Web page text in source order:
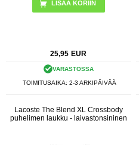
25,95 EUR
VARASTOSSA
TOIMITUSAIKA: 2-3 ARKIPÄIVÄÄ
Lacoste The Blend XL Crossbody
puhelimen laukku - laivastonsininen